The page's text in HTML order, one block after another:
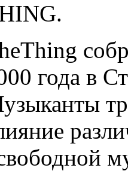
Thing
года в